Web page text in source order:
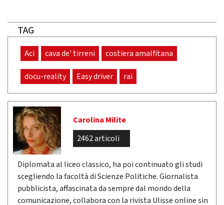
TAG
Aci cava de' tirreni costiera amalfitana
docu-reality Easy driver rai
Carolina Milite
2462 articoli
Diplomata al liceo classico, ha poi continuato gli studi
scegliendo la facoltà di Scienze Politiche. Giornalista
pubblicista, affascinata da sempre dal mondo della
comunicazione, collabora con la rivista Ulisse online sin